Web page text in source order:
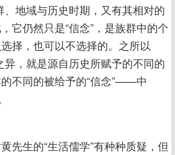
、地域与历史时期，又有其相对的
它仍然只是“信念”，是族群中的个
择，也可以不选择的。之所以
异，就是源自历史所赋予的不同的
不同的被给予的“信念”——中
先生的“生活儒学”有种种质疑，但